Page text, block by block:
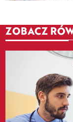
ZOBACZ